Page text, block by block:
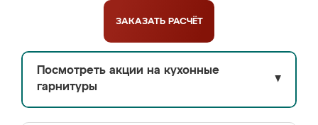
ЗАКАЗАТЬ РАСЧЁТ
Посмотреть акции на кухонные
гарнитуры
▼